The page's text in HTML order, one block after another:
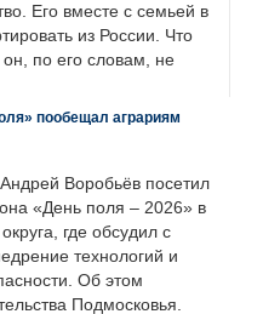
Его вместе с семьей в
из России. Что
по его словам, не
пообещал аграриям
Воробьёв посетил
«День поля – 2026» в
где обсудил с
технологий и
Об этом
Подмосковья.